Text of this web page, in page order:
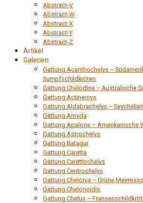
Abstract-V
Abstract-W
Abstract-X
Abstract-Y
Abstract-Z
Artikel
Galerien
Gattung Acanthochelys –
Sumpfschildkröten
Gattung Chelodina – Australische
Gattung Actinemys
Gattung Aldabrachelys –
Gattung Amyda
Gattung Apalone – Amerikanische
Gattung Astrochelys
Gattung Batagur
Gattung Caretta
Gattung Carettochelys
Gattung Centrochelys
Gattung Chelonia – Grüne
Gattung Chelonoidis
Gattung Chelus –